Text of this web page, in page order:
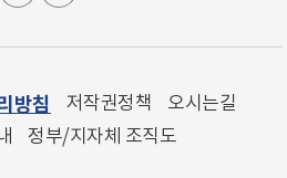
방침 저작권정책
오시는길
정부/지자체 조직도